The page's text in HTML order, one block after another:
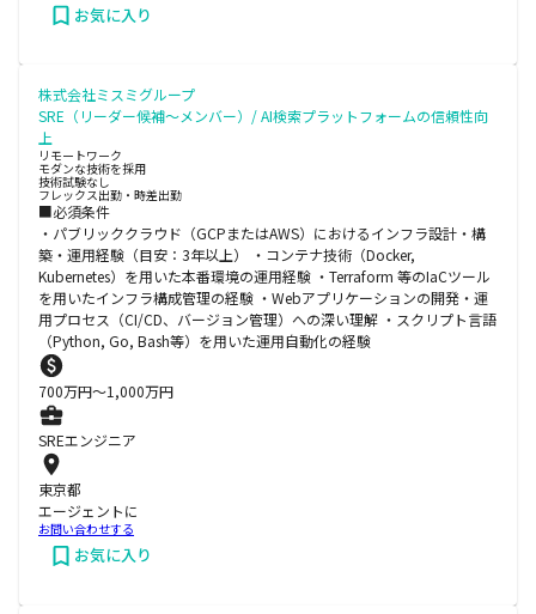
お気に入り
株式会社ミスミグループ
SRE（リーダー候補～メンバー）/ AI検索プラットフォームの信頼性向
上
リモートワーク
モダンな技術を採用
技術試験なし
フレックス出勤・時差出勤
■必須条件
・パブリッククラウド（GCPまたはAWS）におけるインフラ設計・構
築・運用経験（目安：3年以上） ・コンテナ技術（Docker,
Kubernetes）を用いた本番環境の運用経験 ・Terraform 等のIaCツール
を用いたインフラ構成管理の経験 ・Webアプリケーションの開発・運
用プロセス（CI/CD、バージョン管理）への深い理解 ・スクリプト言語
（Python, Go, Bash等）を用いた運用自動化の経験
700万円〜1,000万円
SREエンジニア
東京都
エージェントに
お問い合わせする
お気に入り